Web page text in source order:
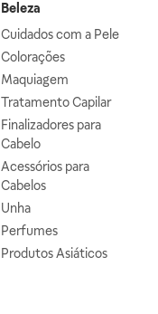
Beleza
Cuidados com a Pele
Colorações
Maquiagem
Tratamento Capilar
Finalizadores para
Cabelo
Acessórios para
Cabelos
Unha
Perfumes
Produtos Asiáticos